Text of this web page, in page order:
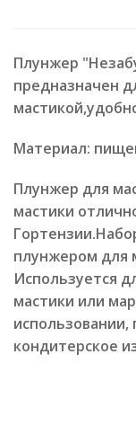
Плунжер
предназначен
Материал:
Плунжер для
мастики
плунжером для
Используется
мастики или
кондитерское